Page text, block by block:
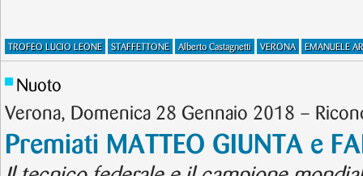
TROFEO LUCIO LEONE STAFFETTONE Alberto Castagnetti VERONA EMANUELE
Nuoto
Verona, Domenica 28 Gennaio 2018 –
Premiati MATTEO GIUNTA e